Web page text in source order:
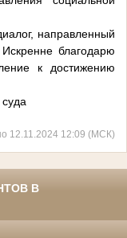
направленный
Искренне благодарю
к достижению
12.11.2024 12:09 (МСК)
В